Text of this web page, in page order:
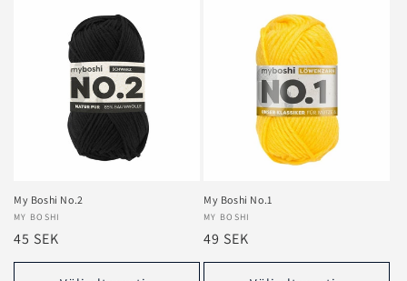
My Boshi No.2
Säljare:
MY BOSHI
Ordinarie
pris
45 SEK
My Boshi No.1
Säljare:
MY BOSHI
Ordinarie
pris
49 SEK